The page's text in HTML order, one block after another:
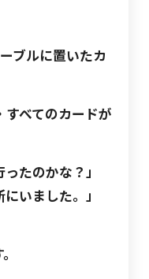
ブルに置いたカ
べてのカードが
たのかな？」
いました。」